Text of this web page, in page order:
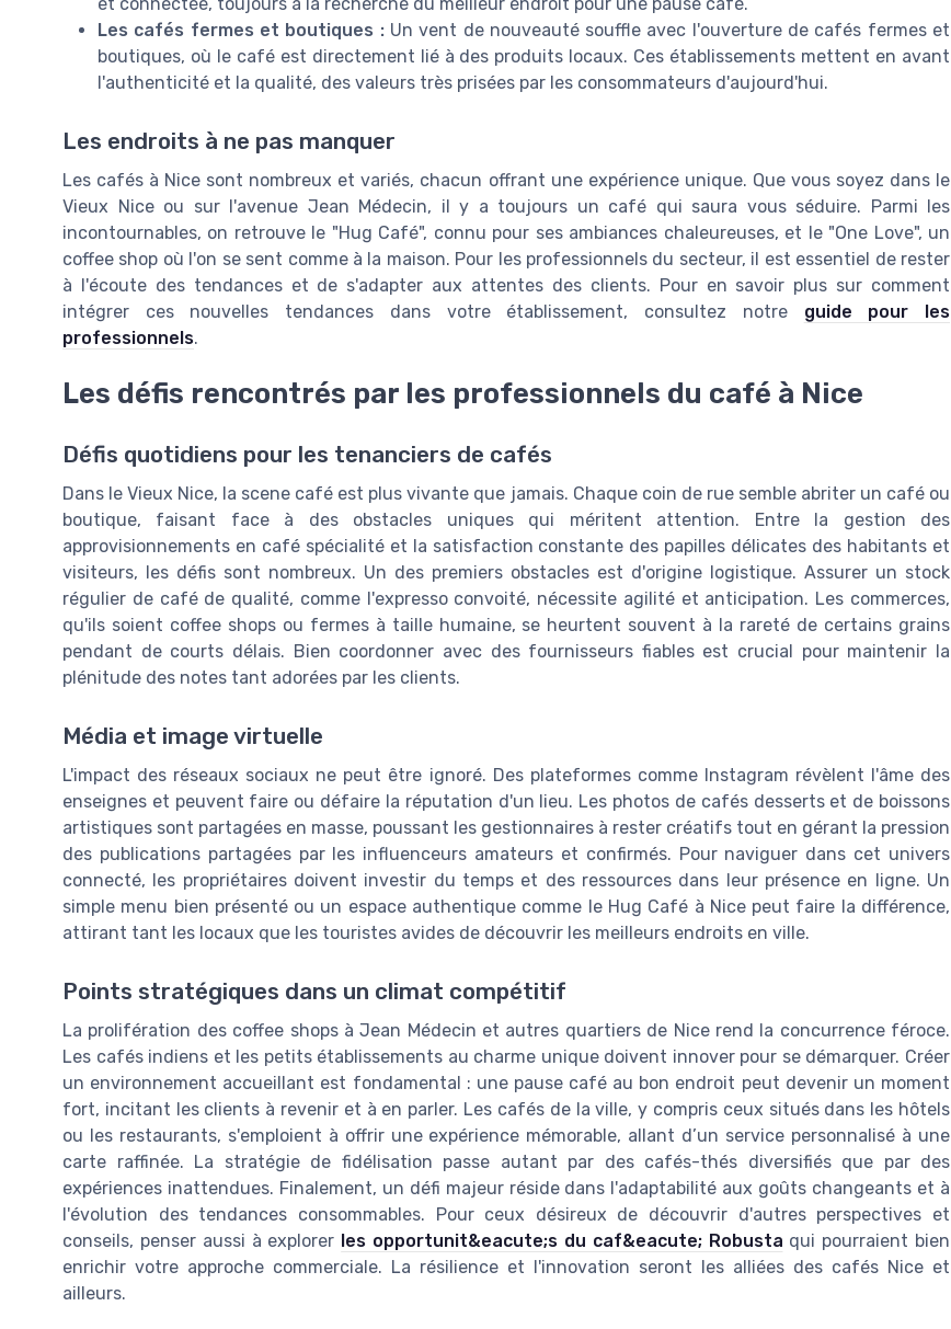
Les cafés fermes et boutiques :Un vent de nouveauté souffle avec l'ouverture de cafés fermes et
boutiques, où le café est directement lié à des produits locaux. Ces établissements mettent en avant
l'authenticité et la qualité, des valeurs très prisées par les consommateurs d'aujourd'hui.
Les endroits à ne pas manquer
Les cafés à Nice sont nombreux et variés, chacun offrant une expérience unique. Que vous soyez dans le
Vieux Nice ou sur l'avenue Jean Médecin, il y a toujours un café qui saura vous séduire. Parmi les
incontournables, on retrouve le "Hug Café", connu pour ses ambiances chaleureuses, et le "One Love", un
coffee shop où l'on se sent comme à la maison. Pour les professionnels du secteur, il est essentiel de rester
à l'écoute des tendances et de s'adapter aux attentes des clients. Pour en savoir plus sur comment
intégrer ces nouvelles tendances dans votre établissement, consultez notre guide pour les
professionnels.
Les défis rencontrés par les professionnels du café à Nice
Défis quotidiens pour les tenanciers de cafés
Dans le Vieux Nice, la scene café est plus vivante que jamais. Chaque coin de rue semble abriter un café ou
boutique, faisant face à des obstacles uniques qui méritent attention. Entre la gestion des
approvisionnements en café spécialité et la satisfaction constante des papilles délicates des habitants et
visiteurs, les défis sont nombreux. Un des premiers obstacles est d'origine logistique. Assurer un stock
régulier de café de qualité, comme l'expresso convoité, nécessite agilité et anticipation. Les commerces,
qu'ils soient coffee shops ou fermes à taille humaine, se heurtent souvent à la rareté de certains grains
pendant de courts délais. Bien coordonner avec des fournisseurs fiables est crucial pour maintenir la
plénitude des notes tant adorées par les clients.
Média et image virtuelle
L'impact des réseaux sociaux ne peut être ignoré. Des plateformes comme Instagram révèlent l'âme des
enseignes et peuvent faire ou défaire la réputation d'un lieu. Les photos de cafés desserts et de boissons
artistiques sont partagées en masse, poussant les gestionnaires à rester créatifs tout en gérant la pression
des publications partagées par les influenceurs amateurs et confirmés. Pour naviguer dans cet univers
connecté, les propriétaires doivent investir du temps et des ressources dans leur présence en ligne. Un
simple menu bien présenté ou un espace authentique comme le Hug Café à Nice peut faire la différence,
attirant tant les locaux que les touristes avides de découvrir les meilleurs endroits en ville.
Points stratégiques dans un climat compétitif
La prolifération des coffee shops à Jean Médecin et autres quartiers de Nice rend la concurrence féroce.
Les cafés indiens et les petits établissements au charme unique doivent innover pour se démarquer. Créer
un environnement accueillant est fondamental : une pause café au bon endroit peut devenir un moment
fort, incitant les clients à revenir et à en parler. Les cafés de la ville, y compris ceux situés dans les hôtels
ou les restaurants, s'emploient à offrir une expérience mémorable, allant d’un service personnalisé à une
carte raffinée. La stratégie de fidélisation passe autant par des cafés-thés diversifiés que par des
expériences inattendues. Finalement, un défi majeur réside dans l'adaptabilité aux goûts changeants et à
l'évolution des tendances consommables. Pour ceux désireux de découvrir d'autres perspectives et
conseils, penser aussi à explorer les opportunit&eacute;s du caf&eacute; Robusta qui pourraient bien
enrichir votre approche commerciale. La résilience et l'innovation seront les alliées des cafés Nice et
ailleurs.